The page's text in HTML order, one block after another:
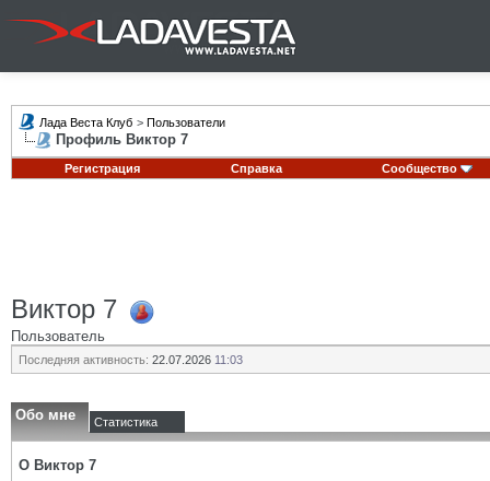
Лада Веста Клуб > Пользователи
Профиль Виктор 7
Регистрация Справка Сообщество
Виктор 7
Пользователь
Последняя активность: 22.07.2026 11:03
Обо мне Статистика
О Виктор 7